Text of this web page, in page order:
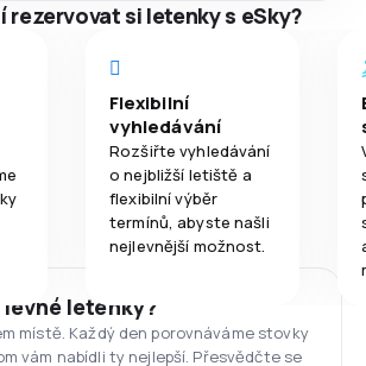
rezervovat si letenky s eSky?
Flexibilní
vyhledávání
Rozšiřte vyhledávání
o nejbližší letiště a
flexibilní výběr
termínů, abyste našli
nejlevnější možnost.
letenky?
místě. Každý den porovnáváme stovky
vám nabídli ty nejlepší. Přesvědčte se